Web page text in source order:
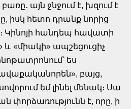
այն ջնջում է, խզում է
իսկ հետո դրանք նորից
Կինոյի հանդեպ հավատի
և «միակի» ապշեցուցիչ
ես
բայց,
եմ լինել մենակ։ Սա
փորձառությունն է, որը, ի